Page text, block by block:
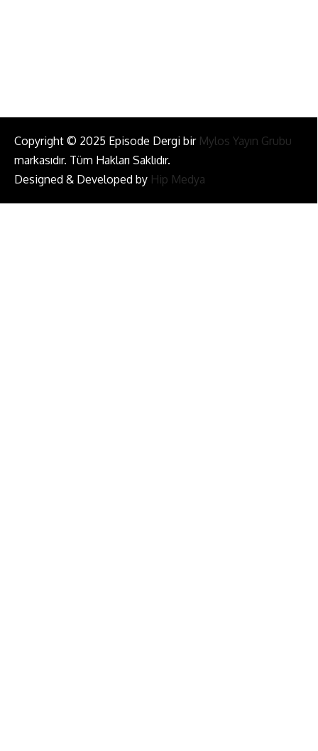
Copyright © 2025 Episode Dergi bir Mylos Yayın Grubu
markasıdır. Tüm Hakları Saklıdır.
Designed & Developed by Hip Medya